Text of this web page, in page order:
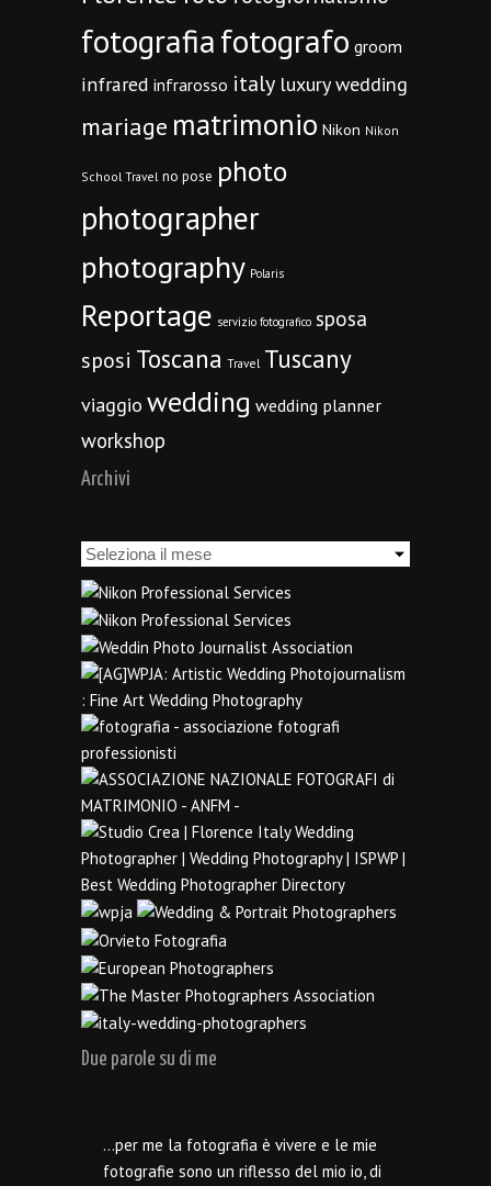
fotografiafotografo groom
infrared infrarosso italy luxury wedding
mariage matrimonio Nikon Nikon
School Travel no pose photo
photographer
photography Polaris
Reportage servizio fotografico sposa
sposi Toscana Travel Tuscany
viaggio wedding wedding planner
workshop
Archivi
Archivi
Due parole su di me
…per me la fotografia è vivere e le mie
fotografie sono un riflesso del mio io, di